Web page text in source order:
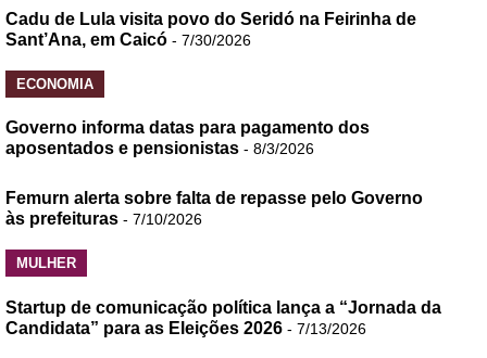
Cadu de Lula visita povo do Seridó na Feirinha de
Sant’Ana, em Caicó - 7/30/2026
ECONOMIA
Governo informa datas para pagamento dos
aposentados e pensionistas - 8/3/2026
Femurn alerta sobre falta de repasse pelo Governo
às prefeituras - 7/10/2026
MULHER
Startup de comunicação política lança a “Jornada da
Candidata” para as Eleições 2026 - 7/13/2026